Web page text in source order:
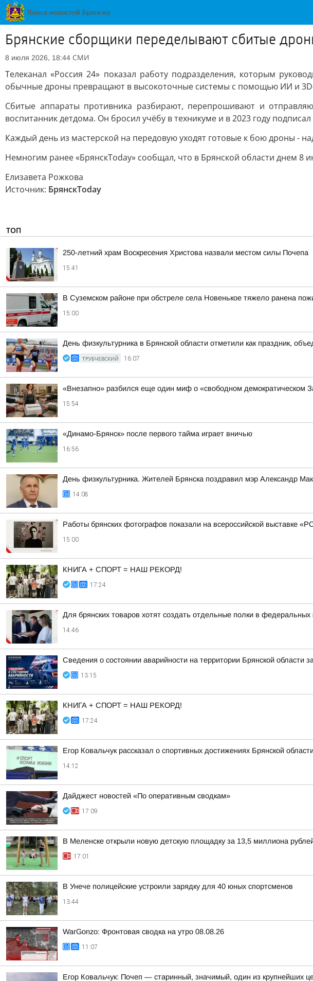
Брянские сборщики переделывают сбитые
8 июля 2026, 18:44 СМИ
Телеканал «Россия 24» показал работу подразделения, которым
обычные дроны превращают в высокоточные системы с помощью ИИ и
Сбитые аппараты противника разбирают, перепрошивают и
воспитанник детдома. Он бросил учёбу в техникуме и в 2023 году подписал
Каждый день из мастерской на передовую уходят готовые к бою дроны -
Немногим ранее «БрянскToday» сообщал, что в Брянской области днем 8
Елизавета Рожкова
Источник: БрянскToday
ТОП
250-летний храм Воскресения Христова назвали местом силы Почепа
15:41
В Суземском районе при обстреле села Новенькое тяжело ранена
15:00
День физкультурника в Брянской области отметили как праздник,
ТРУБЧЕВСКИЙ 16:07
«Внезапно» разбился еще один миф о «свободном демократическом
15:54
«Динамо-Брянск» после первого тайма играет вничью
16:56
День физкультурника. Жителей Брянска поздравил мэр Александр
14:08
Работы брянских фотографов показали на всероссийской выставке
15:00
КНИГА + СПОРТ = НАШ РЕКОРД!
17:24
Для брянских товаров хотят создать отдельные полки в федеральных
14:46
Сведения о состоянии аварийности на территории Брянской области
13:15
КНИГА + СПОРТ = НАШ РЕКОРД!
17:24
Егор Ковальчук рассказал о спортивных достижениях Брянской
14:12
Дайджест новостей «По оперативным сводкам»
17:09
В Меленске открыли новую детскую площадку за 13,5 миллиона
17:01
В Унече полицейские устроили зарядку для 40 юных спортсменов
13:44
WarGonzo: Фронтовая сводка на утро 08.08.26
11:07
Егор Ковальчук: Почеп — старинный, значимый, один из крупнейших